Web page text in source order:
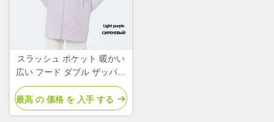
スラッシュ ポケット 暖かい
広い フード ダブル ザッパー
スタイリッシュ 軽量 包帯ジ
ャケット
最高 の 価格 を 入手 する